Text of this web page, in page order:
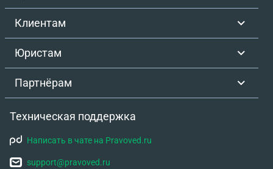
Клиентам
Юристам
Партнёрам
Техническая поддержка
Написать в чате на Pravoved.ru
support@pravoved.ru